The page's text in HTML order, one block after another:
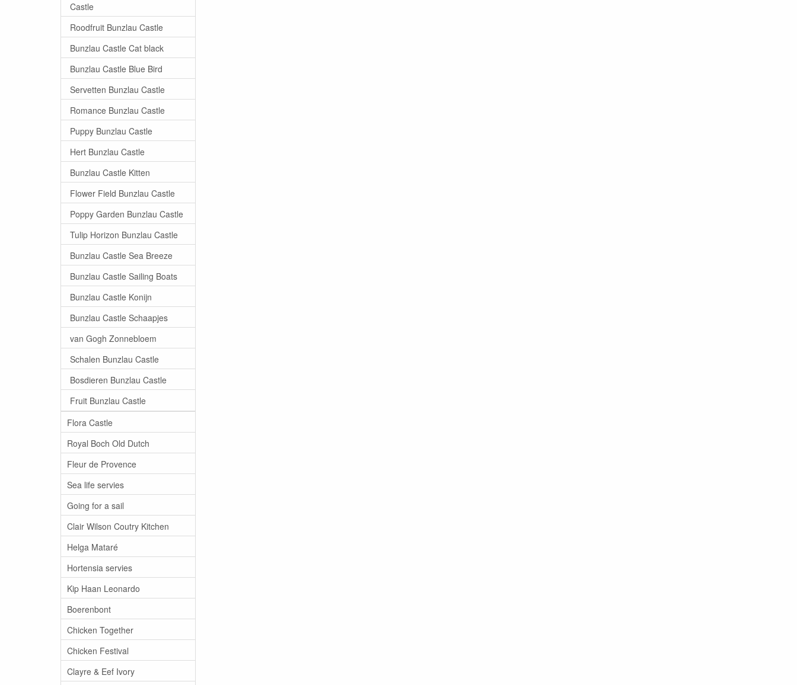
Castle
Roodfruit Bunzlau Castle
Bunzlau Castle Cat black
Bunzlau Castle Blue Bird
Servetten Bunzlau Castle
Romance Bunzlau Castle
Puppy Bunzlau Castle
Hert Bunzlau Castle
Bunzlau Castle Kitten
Flower Field Bunzlau Castle
Poppy Garden Bunzlau Castle
Tulip Horizon Bunzlau Castle
Bunzlau Castle Sea Breeze
Bunzlau Castle Sailing Boats
Bunzlau Castle Konijn
Bunzlau Castle Schaapjes
van Gogh Zonnebloem
Schalen Bunzlau Castle
Bosdieren Bunzlau Castle
Fruit Bunzlau Castle
Flora Castle
Royal Boch Old Dutch
Fleur de Provence
Sea life servies
Going for a sail
Clair Wilson Coutry Kitchen
Helga Mataré
Hortensia servies
Kip Haan Leonardo
Boerenbont
Chicken Together
Chicken Festival
Clayre & Eef Ivory